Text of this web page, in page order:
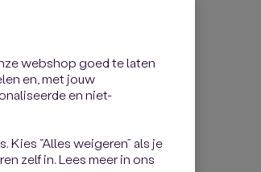
webshop goed te laten
en, met jouw
en niet-
Kies “Alles weigeren” als je
zelf in. Lees meer in ons